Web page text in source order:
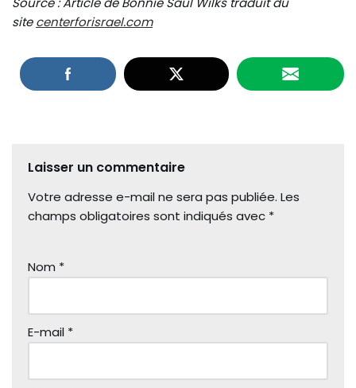
sitecenterforisrael.com
Laisser un commentaire
Votre adresse e-mail ne sera pas publiée. Les
champs obligatoires sont indiqués avec *
Nom *
E-mail *